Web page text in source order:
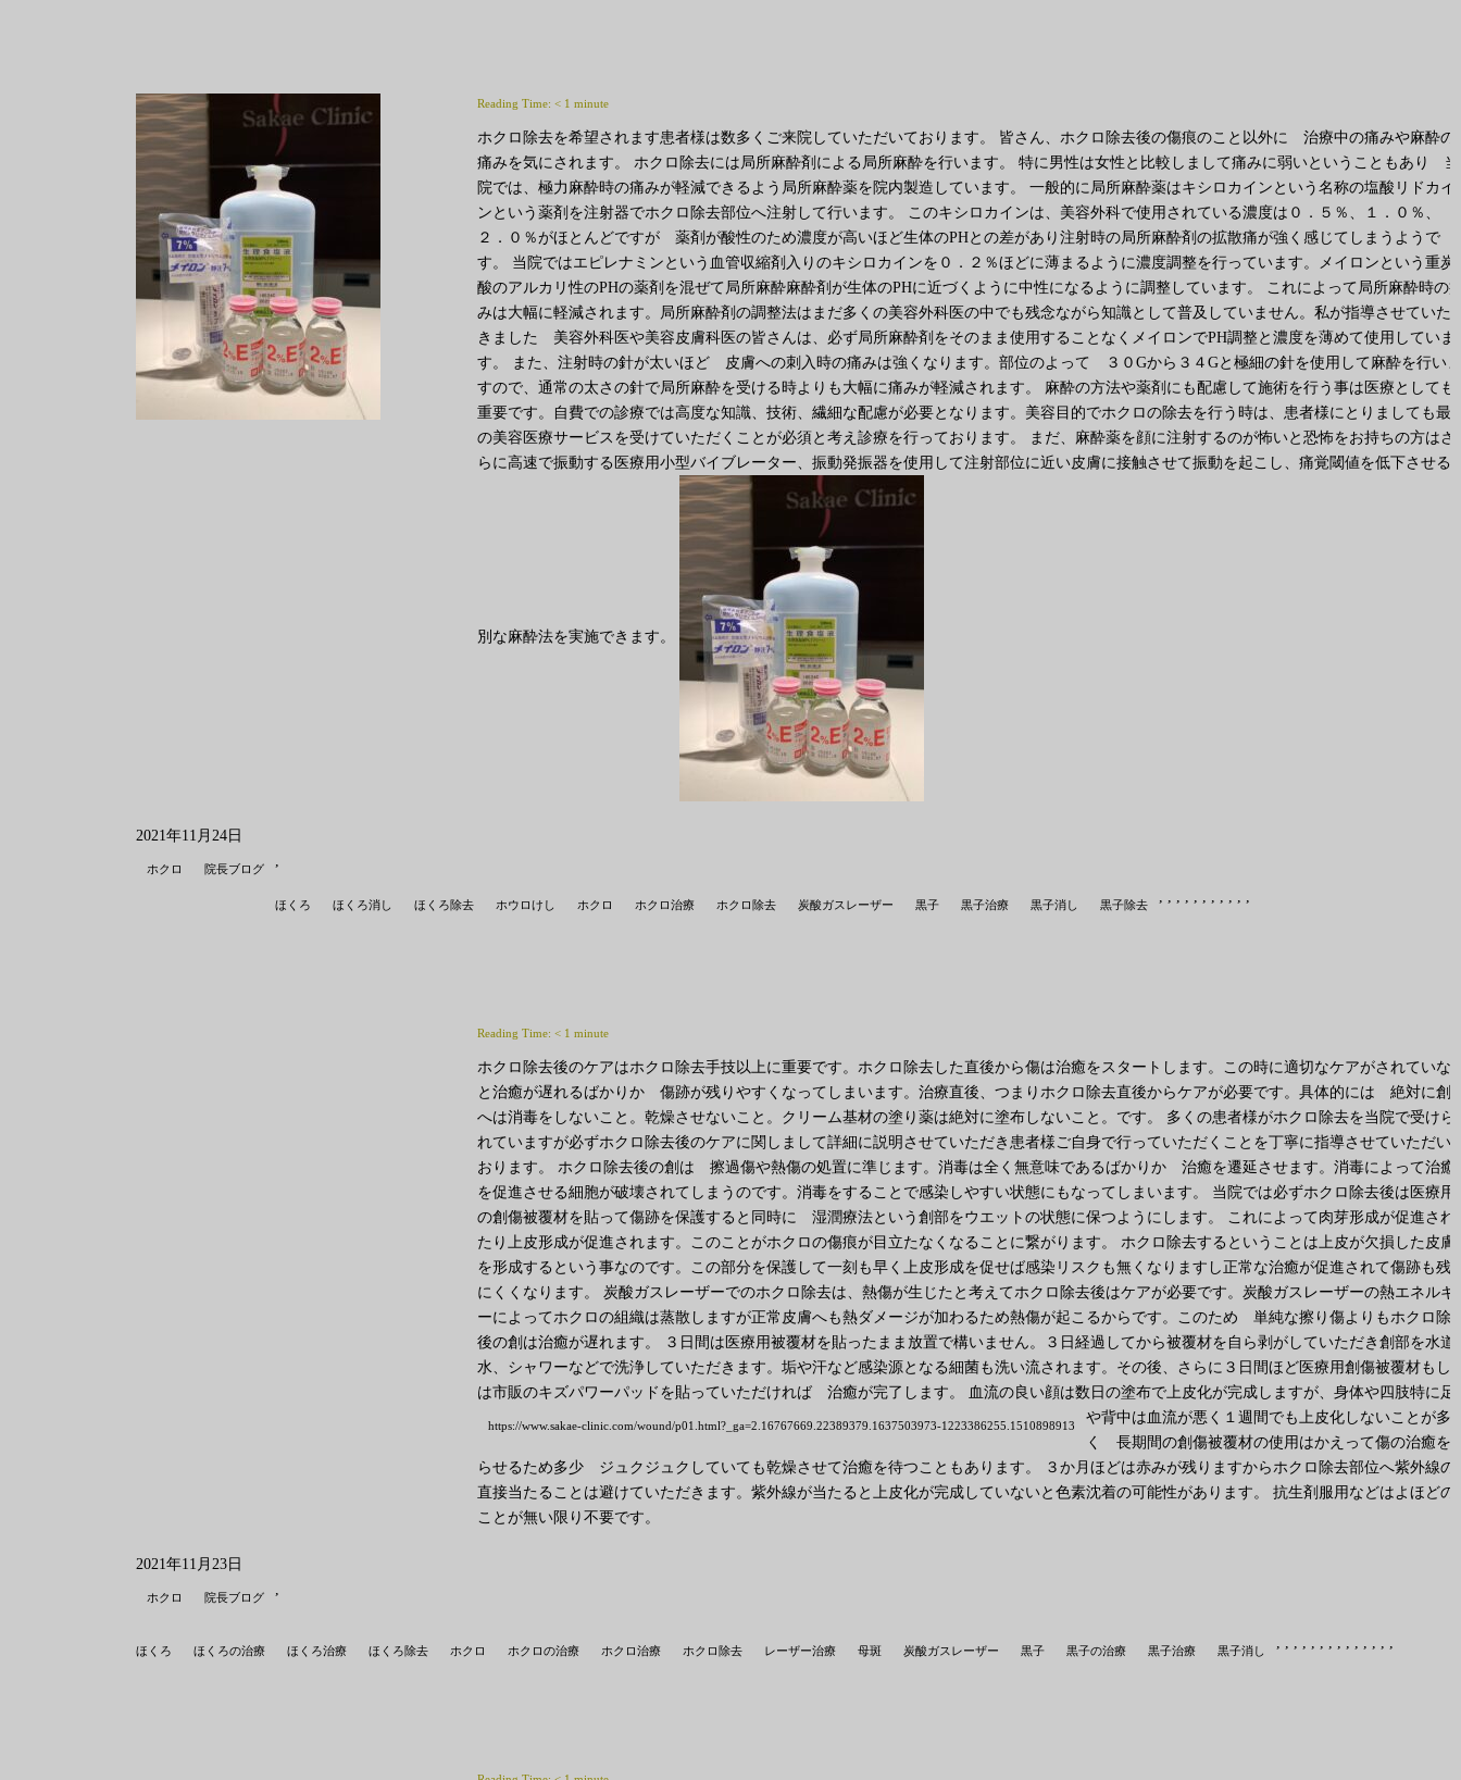
Reading Time: < 1 minute
ホクロ除去を希望されます患者様は数多くご来院していただいております。 皆さん、ホクロ除去後の傷痕のこと以外に 治療中の痛みや麻酔の
痛みを気にされます。 ホクロ除去には局所麻酔剤による局所麻酔を行います。 特に男性は女性と比較しまして痛みに弱いということもあり 当
院では、極力麻酔時の痛みが軽減できるよう局所麻酔薬を院内製造しています。 一般的に局所麻酔薬はキシロカインという名称の塩酸リドカイ
ンという薬剤を注射器でホクロ除去部位へ注射して行います。 このキシロカインは、美容外科で使用されている濃度は０．５％、１．０％、
２．０％がほとんどですが 薬剤が酸性のため濃度が高いほど生体のPHとの差があり注射時の局所麻酔剤の拡散痛が強く感じてしまうようで
す。 当院ではエピレナミンという血管収縮剤入りのキシロカインを０．２％ほどに薄まるように濃度調整を行っています。メイロンという重炭
酸のアルカリ性のPHの薬剤を混ぜて局所麻酔麻酔剤が生体のPHに近づくように中性になるように調整しています。 これによって局所麻酔時の
みは大幅に軽減されます。局所麻酔剤の調整法はまだ多くの美容外科医の中でも残念ながら知識として普及していません。私が指導させていた
きました 美容外科医や美容皮膚科医の皆さんは、必ず局所麻酔剤をそのまま使用することなくメイロンでPH調整と濃度を薄めて使用していま
す。 また、注射時の針が太いほど 皮膚への刺入時の痛みは強くなります。部位のよって ３０Gから３４Gと極細の針を使用して麻酔を行いま
すので、通常の太さの針で局所麻酔を受ける時よりも大幅に痛みが軽減されます。 麻酔の方法や薬剤にも配慮して施術を行う事は医療としても
重要です。自費での診療では高度な知識、技術、繊細な配慮が必要となります。美容目的でホクロの除去を行う時は、患者様にとりましても最
の美容医療サービスを受けていただくことが必須と考え診療を行っております。 まだ、麻酔薬を顔に注射するのが怖いと恐怖をお持ちの方はさ
らに高速で振動する医療用小型バイブレーター、振動発振器を使用して注射部位に近い皮膚に接触させて振動を起こし、痛覚閾値を低下させる
別な麻酔法を実施できます。
2021年11月24日
ホクロ ,
院長ブログ
ほくろ ,
ほくろ消し ,
ほくろ除去 ,
ホウロけし ,
ホクロ ,
ホクロ治療 ,
ホクロ除去 ,
炭酸ガスレーザー ,
黒子 ,
黒子治療 ,
黒子消し ,
黒子除去
Reading Time: < 1 minute
ホクロ除去後のケアはホクロ除去手技以上に重要です。ホクロ除去した直後から傷は治癒をスタートします。この時に適切なケアがされていな
と治癒が遅れるばかりか 傷跡が残りやすくなってしまいます。治療直後、つまりホクロ除去直後からケアが必要です。具体的には 絶対に創
へは消毒をしないこと。乾燥させないこと。クリーム基材の塗り薬は絶対に塗布しないこと。です。 多くの患者様がホクロ除去を当院で受けら
れていますが必ずホクロ除去後のケアに関しまして詳細に説明させていただき患者様ご自身で行っていただくことを丁寧に指導させていただい
おります。 ホクロ除去後の創は 擦過傷や熱傷の処置に準じます。消毒は全く無意味であるばかりか 治癒を遷延させます。消毒によって治癒
を促進させる細胞が破壊されてしまうのです。消毒をすることで感染しやすい状態にもなってしまいます。 当院では必ずホクロ除去後は医療用
の創傷被覆材を貼って傷跡を保護すると同時に 湿潤療法という創部をウエットの状態に保つようにします。 これによって肉芽形成が促進され
たり上皮形成が促進されます。このことがホクロの傷痕が目立たなくなることに繋がります。 ホクロ除去するということは上皮が欠損した皮膚
を形成するという事なのです。この部分を保護して一刻も早く上皮形成を促せば感染リスクも無くなりますし正常な治癒が促進されて傷跡も残
にくくなります。 炭酸ガスレーザーでのホクロ除去は、熱傷が生じたと考えてホクロ除去後はケアが必要です。炭酸ガスレーザーの熱エネルギ
ーによってホクロの組織は蒸散しますが正常皮膚へも熱ダメージが加わるため熱傷が起こるからです。このため 単純な擦り傷よりもホクロ除
後の創は治癒が遅れます。 ３日間は医療用被覆材を貼ったまま放置で構いません。３日経過してから被覆材を自ら剥がしていただき創部を水道
水、シャワーなどで洗浄していただきます。垢や汗など感染源となる細菌も洗い流されます。その後、さらに３日間ほど医療用創傷被覆材もし
は市販のキズパワーパッドを貼っていただければ 治癒が完了します。
https://www.sakae-clinic.com/wound/p01.html?_ga=2.16767669.22389379.1637503973-1223386255.1510898913
血流の良い顔は数日の塗布で上皮化が完成しますが、身体や四肢特に足
や背中は血流が悪く１週間でも上皮化しないことが多
く 長期間の創傷被覆材の使用はかえって傷の治癒を
らせるため多少 ジュクジュクしていても乾燥させて治癒を待つこともあります。 ３か月ほどは赤みが残りますからホクロ除去部位へ紫外線の
直接当たることは避けていただきます。紫外線が当たると上皮化が完成していないと色素沈着の可能性があります。 抗生剤服用などはよほどの
ことが無い限り不要です。
2021年11月23日
ホクロ ,
院長ブログ
ほくろ ,
ほくろの治療 ,
ほくろ治療 ,
ほくろ除去 ,
ホクロ ,
ホクロの治療 ,
ホクロ治療 ,
ホクロ除去 ,
レーザー治療 ,
母斑 ,
炭酸ガスレーザー ,
黒子 ,
黒子の治療 ,
黒子治療 ,
黒子消し